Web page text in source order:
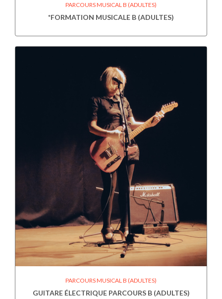
PARCOURS MUSICAL B (ADULTES)
*FORMATION MUSICALE B (ADULTES)
PARCOURS MUSICAL B (ADULTES)
GUITARE ÉLECTRIQUE PARCOURS B (ADULTES)